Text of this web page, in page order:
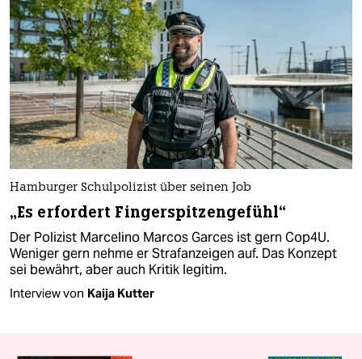
Hamburger Schulpolizist über seinen Job
„Es erfordert Fingerspitzengefühl“
Der Polizist Marcelino Marcos Garces ist gern Cop4U.
Weniger gern nehme er Strafanzeigen auf. Das Konzept
sei bewährt, aber auch Kritik legitim.
Interview von Kaija Kutter